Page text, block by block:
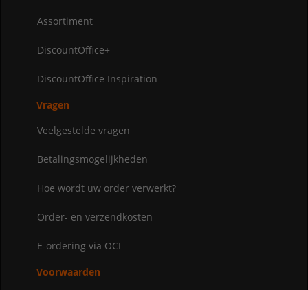
Assortiment
DiscountOffice+
DiscountOffice Inspiration
Vragen
Veelgestelde vragen
Betalingsmogelijkheden
Hoe wordt uw order verwerkt?
Order- en verzendkosten
E-ordering via OCI
Voorwaarden